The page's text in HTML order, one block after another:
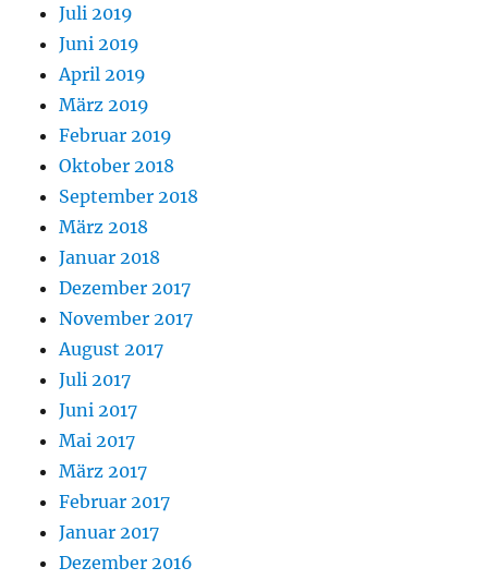
Juli 2019
Juni 2019
April 2019
März 2019
Februar 2019
Oktober 2018
September 2018
März 2018
Januar 2018
Dezember 2017
November 2017
August 2017
Juli 2017
Juni 2017
Mai 2017
März 2017
Februar 2017
Januar 2017
Dezember 2016